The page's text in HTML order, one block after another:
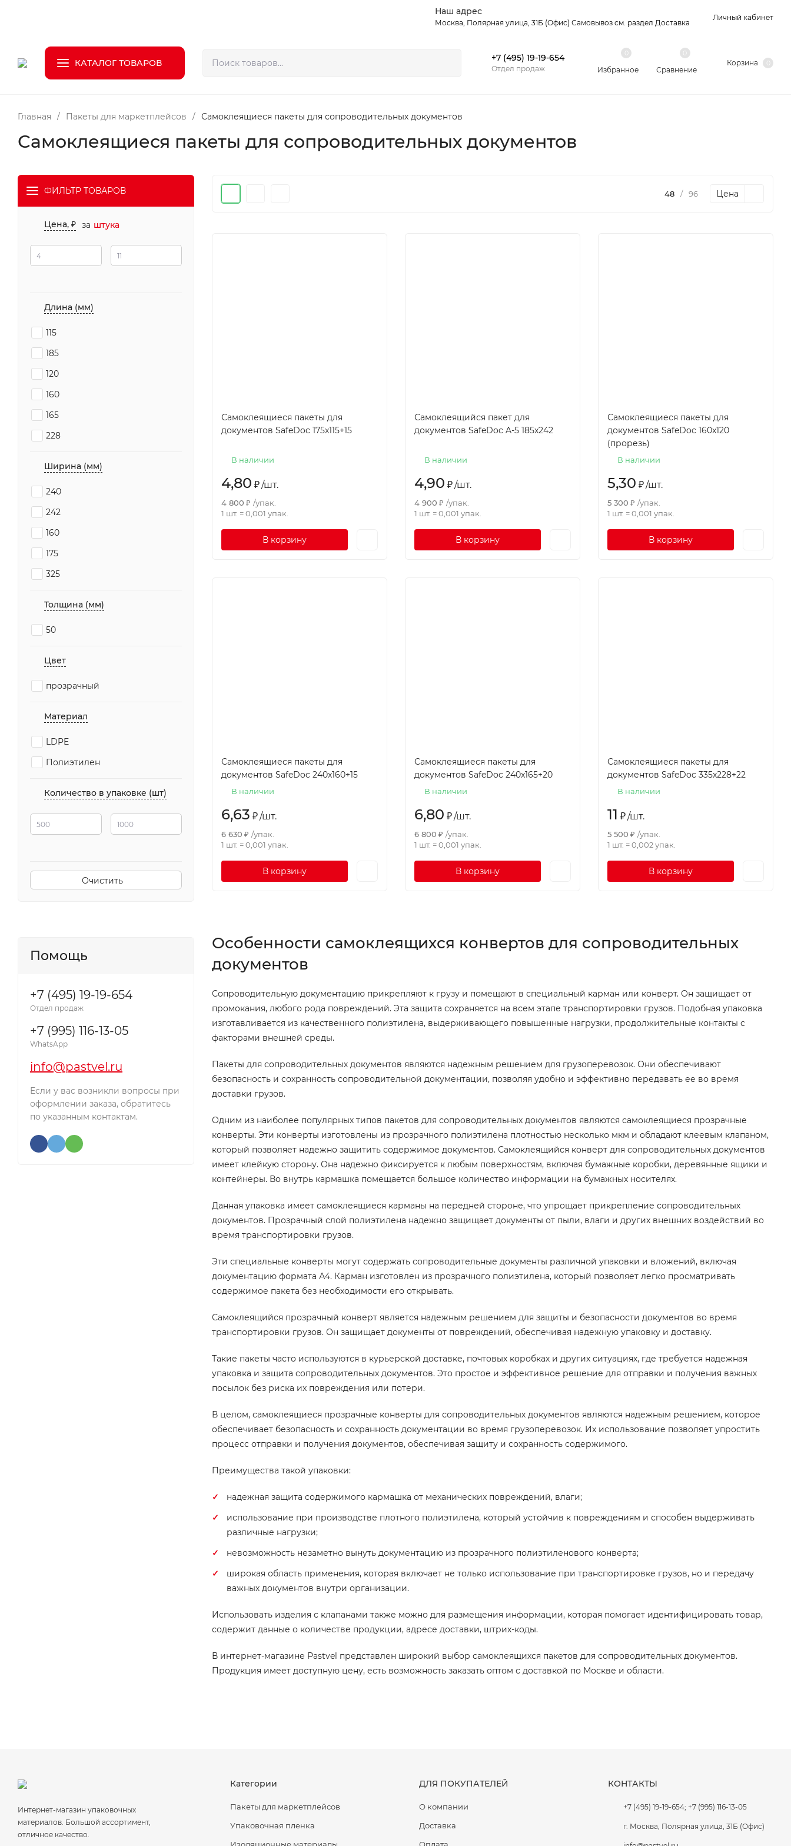
Наш адрес
Москва, Полярная улица, 31Б (Офис) Самовывоз см. раздел Доставка
Личный кабинет
КАТАЛОГ ТОВАРОВ +7 (495) 19-19-654
Отдел продаж Избранное Сравнение
Корзина
Главная / Пакеты для маркетплейсов / Самоклеящиеся пакеты для сопроводительных документов
Самоклеящиеся пакеты для сопроводительных документов
ФИЛЬТР ТОВАРОВ
Цена, ₽ за штука
Длина (мм)
115
185
120
160
165
228
Ширина (мм)
240
242
160
175
325
Толщина (мм)
50
Цвет
прозрачный
Материал
LDPE
Полиэтилен
Количество в упаковке (шт)
Очистить
Помощь
+7 (495) 19-19-654
Отдел продаж
+7 (995) 116-13-05
WhatsApp
info@pastvel.ru
Если у вас возникли вопросы при
оформлении заказа, обратитесь
по указанным контактам.
48 / 96 Цена
Самоклеящиеся пакеты для
документов SafeDoc 175x115+15
В наличии
4,80 ₽/шт.
4 800 ₽ /упак.
1 шт. =0,001 упак.
В корзину
Самоклеящийся пакет для
документов SafeDoc A-5 185x242
В наличии
4,90 ₽/шт.
4 900 ₽ /упак.
1 шт. =0,001 упак.
В корзину
Самоклеящиеся пакеты для
документов SafeDoc 160x120
(прорезь)
В наличии
5,30 ₽/шт.
5 300 ₽ /упак.
1 шт. =0,001 упак.
В корзину
Самоклеящиеся пакеты для
документов SafeDoc 240x160+15
В наличии
6,63 ₽/шт.
6 630 ₽ /упак.
1 шт. =0,001 упак.
В корзину
Самоклеящиеся пакеты для
документов SafeDoc 240x165+20
В наличии
6,80 ₽/шт.
6 800 ₽ /упак.
1 шт. =0,001 упак.
В корзину
Самоклеящиеся пакеты для
документов SafeDoc 335x228+22
В наличии
11 ₽/шт.
5 500 ₽ /упак.
1 шт. =0,002упак.
В корзину
Особенности самоклеящихся конвертов для сопроводительных
документов
Сопроводительную документацию прикрепляют к грузу и помещают в специальный карман или конверт. Он защищает от
промокания, любого рода повреждений. Эта защита сохраняется на всем этапе транспортировки грузов. Подобная упаковка
изготавливается из качественного полиэтилена, выдерживающего повышенные нагрузки, продолжительные контакты с
факторами внешней среды.
Пакеты для сопроводительных документов являются надежным решением для грузоперевозок. Они обеспечивают
безопасность и сохранность сопроводительной документации, позволяя удобно и эффективно передавать ее во время
доставки грузов.
Одним из наиболее популярных типов пакетов для сопроводительных документов являются самоклеящиеся прозрачные
конверты. Эти конверты изготовлены из прозрачного полиэтилена плотностью несколько мкм и обладают клеевым клапаном,
который позволяет надежно защитить содержимое документов. Самоклеящийся конверт для сопроводительных документов
имеет клейкую сторону. Она надежно фиксируется к любым поверхностям, включая бумажные коробки, деревянные ящики и
контейнеры. Во внутрь кармашка помещается большое количество информации на бумажных носителях.
Данная упаковка имеет самоклеящиеся карманы на передней стороне, что упрощает прикрепление сопроводительных
документов. Прозрачный слой полиэтилена надежно защищает документы от пыли, влаги и других внешних воздействий во
время транспортировки грузов.
Эти специальные конверты могут содержать сопроводительные документы различной упаковки и вложений, включая
документацию формата А4. Карман изготовлен из прозрачного полиэтилена, который позволяет легко просматривать
содержимое пакета без необходимости его открывать.
Самоклеящийся прозрачный конверт является надежным решением для защиты и безопасности документов во время
транспортировки грузов. Он защищает документы от повреждений, обеспечивая надежную упаковку и доставку.
Такие пакеты часто используются в курьерской доставке, почтовых коробках и других ситуациях, где требуется надежная
упаковка и защита сопроводительных документов. Это простое и эффективное решение для отправки и получения важных
посылок без риска их повреждения или потери.
В целом, самоклеящиеся прозрачные конверты для сопроводительных документов являются надежным решением, которое
обеспечивает безопасность и сохранность документации во время грузоперевозок. Их использование позволяет упростить
процесс отправки и получения документов, обеспечивая защиту и сохранность содержимого.
Преимущества такой упаковки:
надежная защита содержимого кармашка от механических повреждений, влаги;
использование при производстве плотного полиэтилена, который устойчив к повреждениям и способен выдерживать
различные нагрузки;
невозможность незаметно вынуть документацию из прозрачного полиэтиленового конверта;
широкая область применения, которая включает не только использование при транспортировке грузов, но и передачу
важных документов внутри организации.
Использовать изделия с клапанами также можно для размещения информации, которая помогает идентифицировать товар,
содержит данные о количестве продукции, адресе доставки, штрих-коды.
В интернет-магазине Pastvel представлен широкий выбор самоклеящихся пакетов для сопроводительных документов.
Продукция имеет доступную цену, есть возможность заказать оптом с доставкой по Москве и области.
Интернет-магазин упаковочных
материалов. Большой ассортимент,
отличное качество.
Категории
Пакеты для маркетплейсов
Упаковочная пленка
ДЛЯ ПОКУПАТЕЛЕЙ
О компании
Доставка
КОНТАКТЫ
+7 (495) 19-19-654; +7 (995) 116-13-05
г. Москва, Полярная улица, 31Б (Офис)